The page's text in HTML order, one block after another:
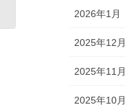
2026年1月
2025年12月
2025年11月
2025年10月